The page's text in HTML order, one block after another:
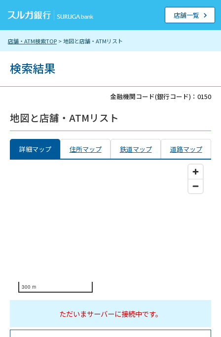
店舗・ATM検索TOP > 地図と店舗・ATMリスト
店舗一覧
検索結果
金融機関コード(銀行コード)：0150
地図と店舗・ATMリスト
詳細マップ 住所マップ 鉄道マップ 道路マップ
300 m
ただいまサーバーに接続中です。